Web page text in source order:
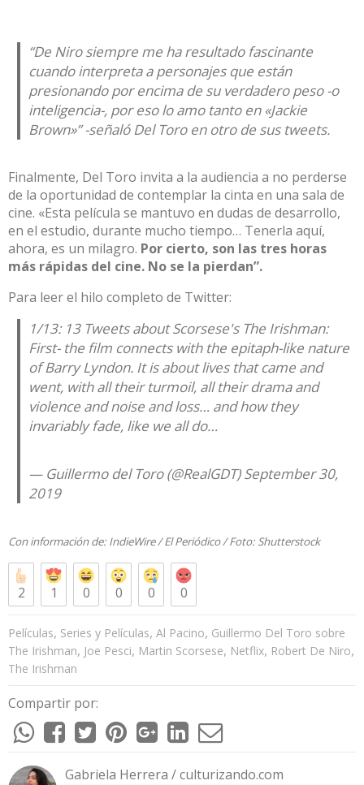
“De Niro siempre me ha resultado fascinante
cuando interpreta a personajes que están
presionando por encima de su verdadero peso -o
inteligencia-, por eso lo amo tanto en «Jackie
Brown»” -señalóDel Toroen otro de sus tweets.
Finalmente, Del Toro invita a la audiencia a no perderse
de la oportunidad de contemplar la cinta en una sala de
cine. «Esta película se mantuvo en dudas de desarrollo,
en el estudio, durante mucho tiempo… Tenerla aquí,
ahora, es un milagro. Por cierto, son las tres horas
más rápidas del cine. No se la pierdan”.
Para leer el hilo completo de Twitter:
1/13: 13 Tweets about Scorsese's The Irishman:
First- the film connects with the epitaph-like nature
of Barry Lyndon. It is about lives that came and
went, with all their turmoil, all their drama and
violence and noise and loss… and how they
invariably fade, like we all do…
— Guillermo del Toro (@RealGDT)September 30,
2019
Con información de: IndieWire/El Periódico/ Foto: Shutterstock
2 1 0 0 0 0
Películas, Series y Películas, Al Pacino, Guillermo Del Toro sobre
The Irishman, Joe Pesci, Martin Scorsese, Netflix, Robert De Niro,
The Irishman
Compartir por:
Gabriela Herrera / culturizando.com